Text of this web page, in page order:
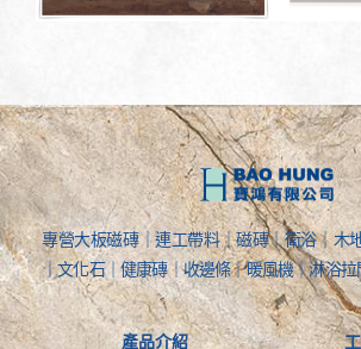
專營大板磁磚｜連工帶料｜磁磚｜衛浴｜木
｜文化石｜健康磚｜收邊條｜暖風機｜淋浴
產品介紹